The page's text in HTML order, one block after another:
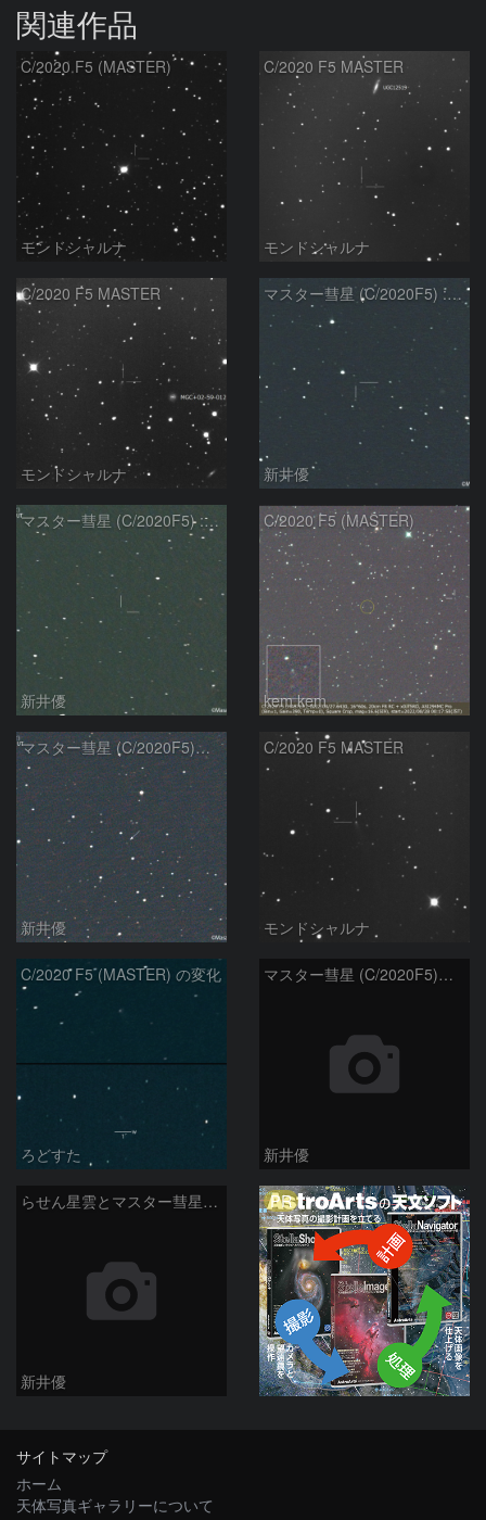
関連作品
C/2020 F5 (MASTER)
モンドシャルナ
C/2020 F5 MASTER
モンドシャルナ
C/2020 F5 MASTER
モンドシャルナ
マスター彗星 (C/2020F5) : 202211/18
新井優
マスター彗星 (C/2020F5) : 2022/09/30
新井優
C/2020 F5 (MASTER)
kem.kem
マスター彗星 (C/2020F5)：2022/08/19
新井優
C/2020 F5 MASTER
モンドシャルナ
C/2020 F5 (MASTER) の変化
ろどすた
マスター彗星 (C/2020F5)：2021/12/11
新井優
らせん星雲とマスター彗星：2021/11/29
新井優
PR
サイトマップ
ホーム
天体写真ギャラリーについて